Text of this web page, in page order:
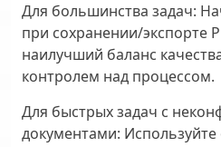
Для большинства задач:
при сохранении/экспорте
наилучший баланс
контролем над процессом.
Для быстрых задач с
документами: